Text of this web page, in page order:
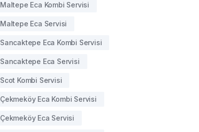
Maltepe Eca Kombi Servisi
Maltepe Eca Servisi
Sancaktepe Eca Kombi Servisi
Sancaktepe Eca Servisi
Scot Kombi Servisi
Çekmeköy Eca Kombi Servisi
Çekmeköy Eca Servisi